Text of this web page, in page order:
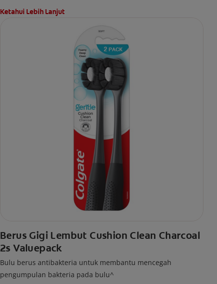
Ketahui Lebih Lanjut
Berus Gigi Lembut Cushion Clean Charcoal
2s Valuepack
Bulu berus antibakteria untuk membantu mencegah
pengumpulan bakteria pada bulu^